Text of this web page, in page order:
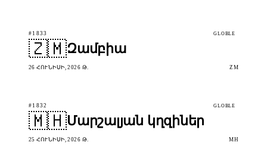
#1833 GLOBLE
🇿🇲Զամբիա
26 ՀՈՒՆԻՍԻ, 2026 Թ. ZM
#1832 GLOBLE
🇲🇭Մարշալյան կղզիներ
25 ՀՈՒՆԻՍԻ, 2026 Թ. MH